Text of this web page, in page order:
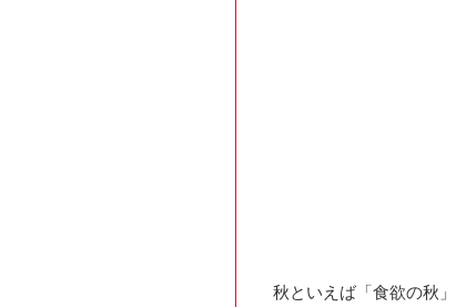
秋といえば「食欲の秋